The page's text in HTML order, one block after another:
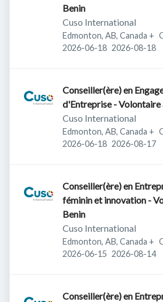
Benin
Cuso International
Edmonton, AB, Canada +
Published:
2026-06-18 Expires:
2026-08-18
Conseiller(ère) en
d'Entreprise -
Cuso International
Edmonton, AB, Canada +
Published:
2026-06-18 Expires:
2026-08-17
Conseiller(ère) en
féminin et innovation - Volontaire au
Benin
Cuso International
Edmonton, AB, Canada +
Published:
2026-06-15 Expires:
2026-08-14
Conseiller(ère) en